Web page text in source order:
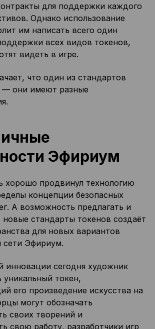
для поддержки каждого
Однако использование
им написать всего один
всех видов токенов,
видеть в игре.
что один из стандартов
— они имеют разные
Эфириум
хорошо продвинул технологию
концепции безопасных
А возможность предлагать и
новые стандарты токенов создаёт
для новых вариантов
сети Эфириум.
инновации сегодня художник
уникальный токен,
его произведение искусства на
могут обозначать
своих творений и
свою работу, разработчики игр